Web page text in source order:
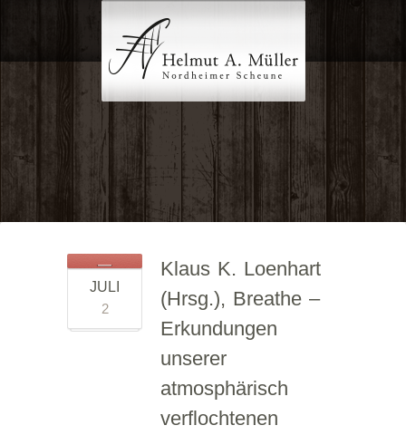
JULI
2
Klaus K. Loenhart
(Hrsg.), Breathe –
Erkundungen
unserer
atmosphärisch
verflochtenen